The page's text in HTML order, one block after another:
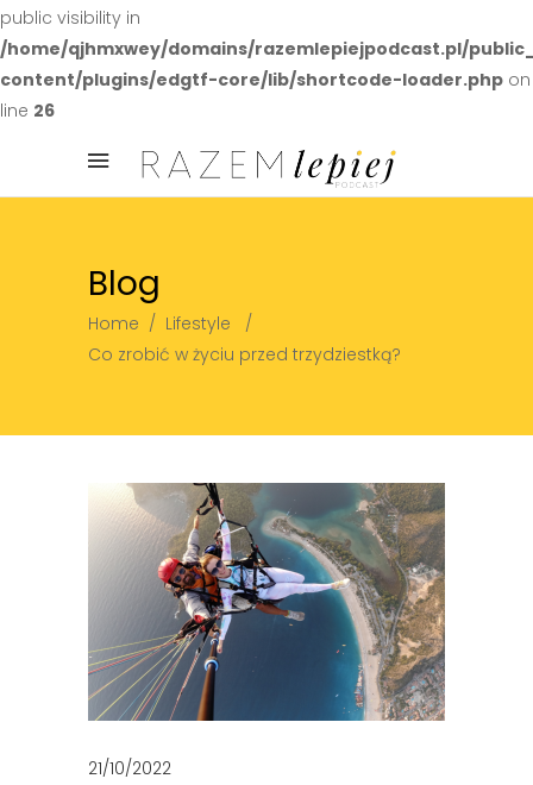
public visibility in
/home/qjhmxwey/domains/razemlepiejpodcast.pl/
content/plugins/edgtf-core/lib/shortcode-loader.php on
line 26
Blog
Home / Lifestyle
/
Co zrobić w życiu przed trzydziestką?
21/10/2022